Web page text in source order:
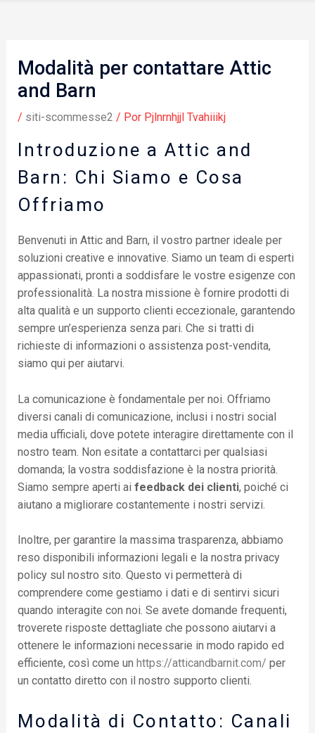
Modalità per contattare Attic
and Barn
/ siti-scommesse2 / Por Pjlnrnhjjl Tvahiiikj
Introduzione a Attic and
Barn: Chi Siamo e Cosa
Offriamo
Benvenuti in Attic and Barn, il vostro partner ideale per
soluzioni creative e innovative. Siamo un team di esperti
appassionati, pronti a soddisfare le vostre esigenze con
professionalità. La nostra missione è fornire prodotti di
alta qualità e un supporto clienti eccezionale, garantendo
sempre un’esperienza senza pari. Che si tratti di
richieste di informazioni o assistenza post-vendita,
siamo qui per aiutarvi.
La comunicazione è fondamentale per noi. Offriamo
diversi canali di comunicazione, inclusi i nostri social
media ufficiali, dove potete interagire direttamente con il
nostro team. Non esitate a contattarci per qualsiasi
domanda; la vostra soddisfazione è la nostra priorità.
Siamo sempre aperti ai feedback dei clienti, poiché ci
aiutano a migliorare costantemente i nostri servizi.
Inoltre, per garantire la massima trasparenza, abbiamo
reso disponibili informazioni legali e la nostra privacy
policy sul nostro sito. Questo vi permetterà di
comprendere come gestiamo i dati e di sentirvi sicuri
quando interagite con noi. Se avete domande frequenti,
troverete risposte dettagliate che possono aiutarvi a
ottenere le informazioni necessarie in modo rapido ed
efficiente, così come un https://atticandbarnit.com/ per
un contatto diretto con il nostro supporto clienti.
Modalità di Contatto: Canali